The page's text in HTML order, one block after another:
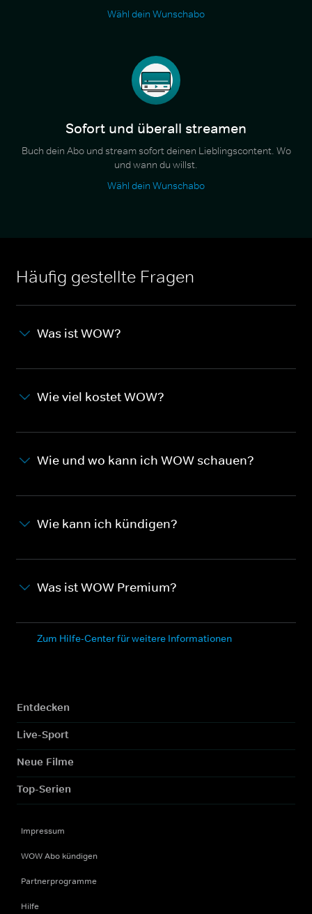
Wähl dein Wunschabo
Sofort und überall streamen
Buch dein Abo und stream sofort deinen Lieblingscontent. Wo
und wann du willst.
Wähl dein Wunschabo
Häufig gestellte Fragen
Was ist WOW?
Wie viel kostet WOW?
Wie und wo kann ich WOW schauen?
Wie kann ich kündigen?
Was ist WOW Premium?
Zum Hilfe-Center für weitere Informationen
Entdecken
Live-Sport
Neue Filme
Top-Serien
Impressum
WOW Abo kündigen
Partnerprogramme
Hilfe